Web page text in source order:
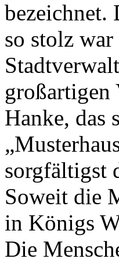
bezeichnet.
so stolz
großartigen
Hanke, das
sorgfältigst
Soweit die
in Königs
Die